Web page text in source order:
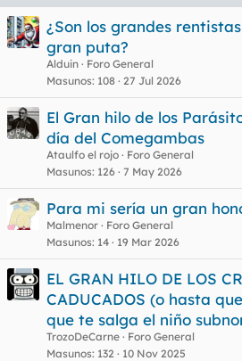
¿Son los grandes
gran puta?
Alduin
Foro General
Masunos 108 27 Jul 2026
El Gran hilo de los
día del Comegambas
Ataulfo el rojo
Foro General
Masunos 126 7 May 2026
Para mi sería un gran
Malmenor
Foro General
Masunos 14 19 Mar 2026
EL GRAN HILO DE LOS
CADUCADOS (o hasta
que te salga el niño
TrozoDeCarne
Foro General
Masunos 132 10 Nov 2025